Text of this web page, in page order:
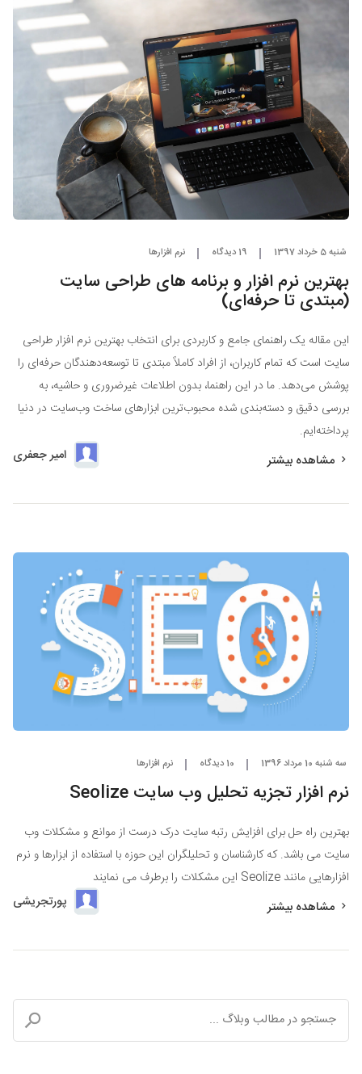
شنبه 5 خرداد 1397 19 دیدگاه نرم افزارها
بهترین نرم‌ افزار و برنامه های طراحی سایت
(مبتدی تا حرفه‌ای)
این مقاله یک راهنمای جامع و کاربردی برای انتخاب بهترین نرم افزار طراحی
سایت است که تمام کاربران، از افراد کاملاً مبتدی تا توسعه‌دهندگان حرفه‌ای را
پوشش می‌دهد. ما در این راهنما، بدون اطلاعات غیرضروری و حاشیه، به
بررسی دقیق و دسته‌بندی شده محبوب‌ترین ابزارهای ساخت وب‌سایت در دنیا
پرداخته‌ایم.
مشاهده بیشتر
امیر جعفری
سه شنبه 10 مرداد 1396 10 دیدگاه نرم افزارها
نرم افزار تجزیه تحلیل وب سایت Seolize
بهترین راه حل برای افزایش رتبه سایت درک درست از موانع و مشکلات وب
سایت می باشد. که کارشناسان و تحلیلگران این حوزه با استفاده از ابزارها و نرم
افزارهایی مانند Seolize این مشکلات را برطرف می نمایند
مشاهده بیشتر
پورتجریشی